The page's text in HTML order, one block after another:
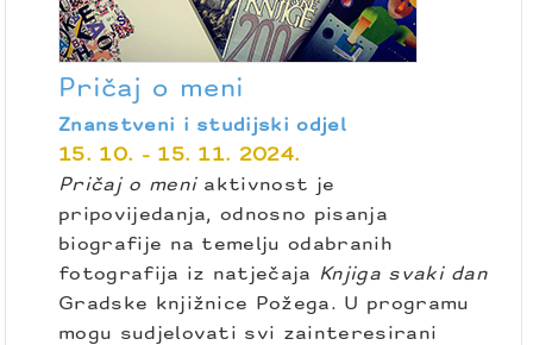
Pričaj o meni
Znanstveni i studijski odjel
15. 10. - 15. 11. 2024.
Pričaj o meni aktivnost je
pripovijedanja, odnosno pisanja
biografije na temelju odabranih
fotografija iz natječaja
Knjiga svaki dan
Gradske knjižnice Požega. U programu
mogu sudjelovati svi zainteresirani